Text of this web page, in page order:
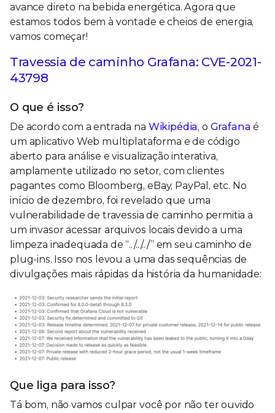
avance direto na bebida energética. Agora que
estamos todos bem à vontade e cheios de energia,
vamos começar!
Travessia de caminho Grafana: CVE-2021-
43798
O que é isso?
De acordo com a entrada na Wikipédia, o Grafana é
um aplicativo Web multiplataforma e de código
aberto para análise e visualização interativa,
amplamente utilizado no setor, com clientes
pagantes como Bloomberg, eBay, PayPal, etc. No
início de dezembro, foi revelado que uma
vulnerabilidade de travessia de caminho permitia a
um invasor acessar arquivos locais devido a uma
limpeza inadequada de “../../../” em seu caminho de
plug-ins. Isso nos levou a uma das sequências de
divulgações mais rápidas da história da humanidade:
Que liga para isso?
Tá bom, não vamos culpar você por não ter ouvido